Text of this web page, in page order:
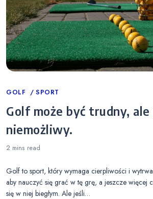
Categories
GOLF SPORT
Golf może być trudny,
niemożliwy.
2 mins read
Golf to sport, który wymaga cierpliwości i
aby nauczyć się grać w tę grę, a jeszcze więcej
się w niej biegłym. Ale jeśli…